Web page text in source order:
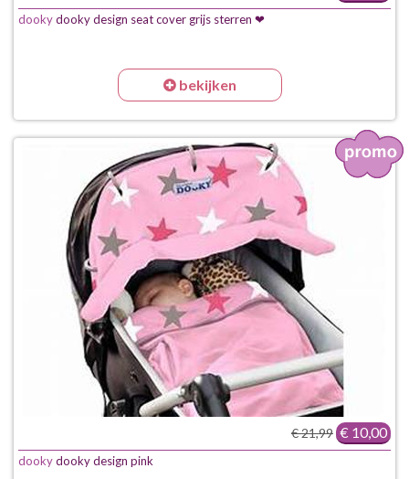
dookydooky design seat cover grijs sterren ❤
bekijken
€ 21,99 € 10,00
dookydooky design pink